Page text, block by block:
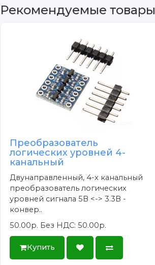
Рекомендуемые товары
Преобразователь
логических уровней 4-
канальный
Двунаправленный, 4-х канальный
преобразователь логических
уровней сигнала 5В <-> 3.3В -
конвер..
50.00р. Без НДС: 50.00р.
Купить